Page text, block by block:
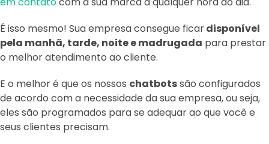
É isso mesmo! Sua empresa consegue ficardisponível
pela manhã, tarde, noite e madrugada para prestar
o melhor atendimento ao cliente.
E o melhor é que os nossos chatbotssão configurados
de acordo com a necessidade da sua empresa, ou seja,
eles são programados para se adequar ao que você e
seus clientes precisam.